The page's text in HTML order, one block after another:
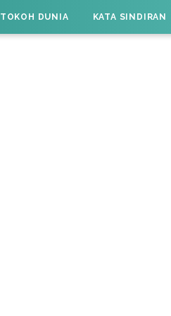
TOKOH DUNIA KATA SINDIRAN